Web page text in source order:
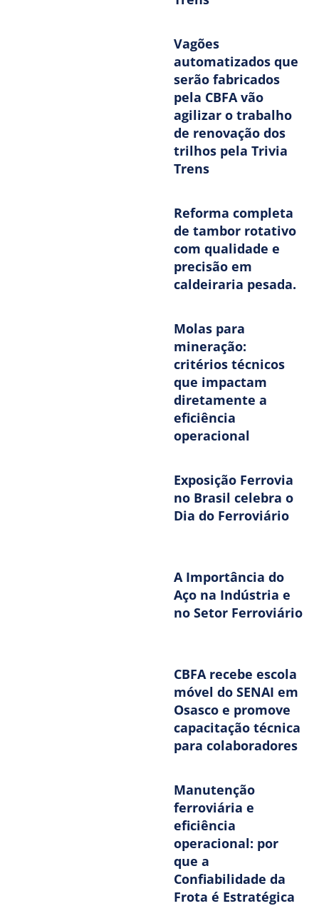
Vagões
automatizados que
serão fabricados
pela CBFA vão
agilizar o trabalho
de renovação dos
trilhos pela Trivia
Trens
Reforma completa
de tambor rotativo
com qualidade e
precisão em
caldeiraria pesada.
Molas para
mineração:
critérios técnicos
que impactam
diretamente a
eficiência
operacional
Exposição Ferrovia
no Brasil celebra o
Dia do Ferroviário
A Importância do
Aço na Indústria e
no Setor Ferroviário
CBFA recebe escola
móvel do SENAI em
Osasco e promove
capacitação técnica
para colaboradores
Manutenção
ferroviária e
eficiência
operacional: por
que a
Confiabilidade da
Frota é Estratégica